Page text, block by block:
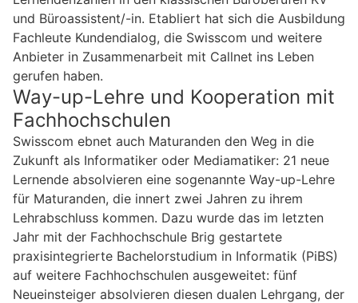
und Büroassistent/-in. Etabliert hat sich die Ausbildung
Fachleute Kundendialog, die Swisscom und weitere
Anbieter in Zusammenarbeit mit Callnet ins Leben
gerufen haben.
Way-up-Lehre und Kooperation mit
Fachhochschulen
Swisscom ebnet auch Maturanden den Weg in die
Zukunft als Informatiker oder Mediamatiker: 21 neue
Lernende absolvieren eine sogenannte Way-up-Lehre
für Maturanden, die innert zwei Jahren zu ihrem
Lehrabschluss kommen. Dazu wurde das im letzten
Jahr mit der Fachhochschule Brig gestartete
praxisintegrierte Bachelorstudium in Informatik (PiBS)
auf weitere Fachhochschulen ausgeweitet: fünf
Neueinsteiger absolvieren diesen dualen Lehrgang, der